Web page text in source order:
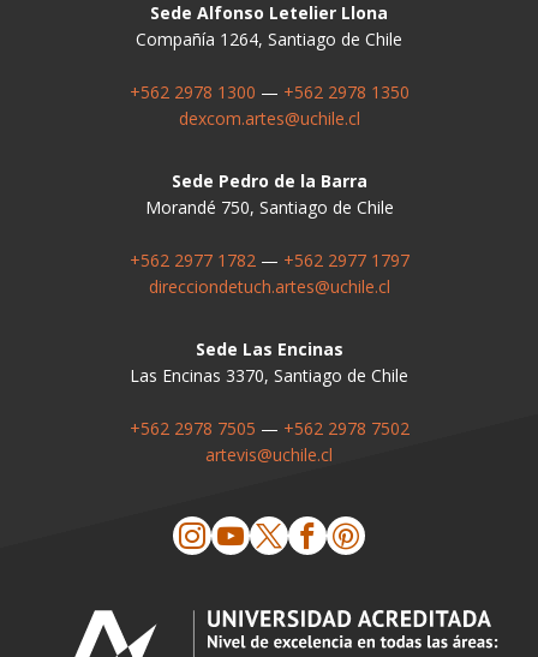
Sede Alfonso Letelier Llona
Compañía 1264, Santiago de Chile
+562 2978 1300 — +562 2978 1350
dexcom.artes@uchile.cl
Sede Pedro de la Barra
Morandé 750, Santiago de Chile
+562 2977 1782— +562 2977 1797
direcciondetuch.artes@uchile.cl
Sede Las Encinas
Las Encinas 3370, Santiago de Chile
+562 2978 7505 — +562 2978 7502
artevis@uchile.cl